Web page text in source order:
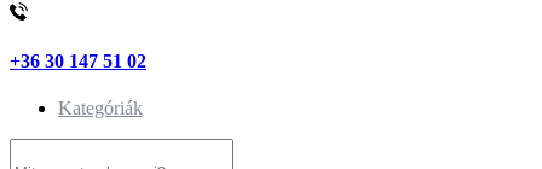
+36 30 147 51 02
Kategóriák